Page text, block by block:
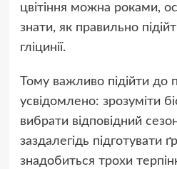
цвітіння можна роками,
знати, як правильно
гліцинії.
Тому важливо підійти до
усвідомлено: зрозуміти
вибрати відповідний
заздалегідь підготувати
знадобиться трохи